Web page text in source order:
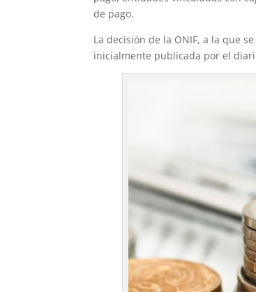
de pago.
La decisión de la ONIF, a la que
inicialmente publicada por el